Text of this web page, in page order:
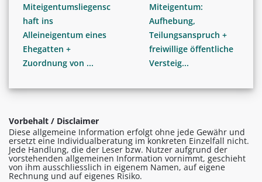
Miteigentumsliegensc
haft ins
Alleineigentum eines
Ehegatten +
Zuordnung von ...
Miteigentum:
Aufhebung,
Teilungsanspruch +
freiwillige öffentliche
Versteig...
Vorbehalt / Disclaimer
Diese allgemeine Information erfolgt ohne jede Gewähr und
ersetzt eine Individualberatung im konkreten Einzelfall nicht.
Jede Handlung, die der Leser bzw. Nutzer aufgrund der
vorstehenden allgemeinen Information vornimmt, geschieht
von ihm ausschliesslich in eigenem Namen, auf eigene
Rechnung und auf eigenes Risiko.